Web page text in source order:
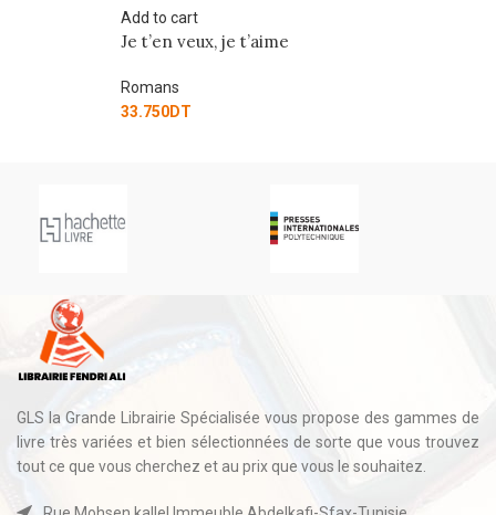
Add to cart
Je t’en veux, je t’aime
DT
GLS la Grande Librairie Spécialisée vous propose des gammes de
livre très variées et bien sélectionnées de sorte que vous trouvez
tout ce que vous cherchez et au prix que vous le souhaitez.